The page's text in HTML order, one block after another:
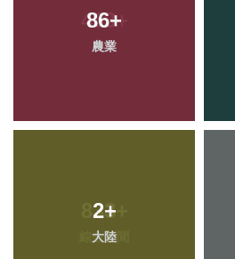
86+
農業
2+
大陸